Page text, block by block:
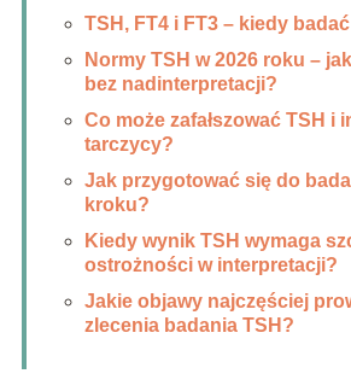
TSH, FT4 i FT3 – kiedy
Normy TSH w 2026 roku –
bez nadinterpretacji?
Co może zafałszować TSH i
tarczycy?
Jak przygotować się do
kroku?
Kiedy wynik TSH wymaga
ostrożności w interpretacji?
Jakie objawy najczęściej
zlecenia badania TSH?